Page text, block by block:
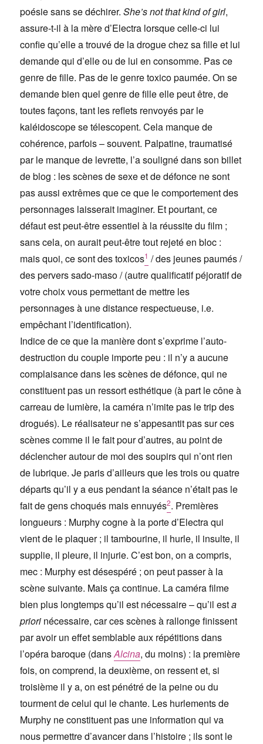
poésie sans se déchirer.She’s not that kind of girl,
assure-t-il à la mère d’Electra lorsque celle-ci lui
confie qu’elle a trouvé de la drogue chez sa fille et lui
demande qui d’elle ou de lui en consomme. Pas ce
genre de fille. Pas de le genre toxico paumée. On se
demande bien quel genre de fille elle peut être, de
toutes façons, tant les reflets renvoyés par le
kaléidoscope se télescopent. Cela manque de
cohérence, parfois – souvent. Palpatine, traumatisé
par le manque de levrette, l’a souligné dans son billet
de blog : les scènes de sexe et de défonce ne sont
pas aussi extrêmes que ce que le comportement des
personnages laisserait imaginer. Et pourtant, ce
défaut est peut-être essentiel à la réussite du film ;
sans cela, on aurait peut-être tout rejeté en bloc :
mais quoi, ce sont des toxicos1 / des jeunes paumés /
des pervers sado-maso / (autre qualificatif péjoratif de
votre choix vous permettant de mettre les
personnages à une distance respectueuse, i.e.
empêchant l’identification).
Indice de ce que la manière dont s’exprime l’auto-
destruction du couple importe peu : il n’y a aucune
complaisance dans les scènes de défonce, qui ne
constituent pas un ressort esthétique (à part le cône à
carreau de lumière, la caméra n’imite pas le trip des
drogués). Le réalisateur ne s’appesantit pas sur ces
scènes comme il le fait pour d’autres, au point de
déclencher autour de moi des soupirs qui n’ont rien
de lubrique. Je paris d’ailleurs que les trois ou quatre
départs qu’il y a eus pendant la séance n’était pas le
fait de gens choqués mais ennuyés2. Premières
longueurs : Murphy cogne à la porte d’Electra qui
vient de le plaquer ; il tambourine, il hurle, il insulte, il
supplie, il pleure, il injurie. C’est bon, on a compris,
mec : Murphy est désespéré ; on peut passer à la
scène suivante. Mais ça continue. La caméra filme
bien plus longtemps qu’il est nécessaire – qu’il esta
priori nécessaire, car ces scènes à rallonge finissent
par avoir un effet semblable aux répétitions dans
l’opéra baroque (dansAlcina, du moins) : la première
fois, on comprend, la deuxième, on ressent et, si
troisième il y a, on est pénétré de la peine ou du
tourment de celui qui le chante. Les hurlements de
Murphy ne constituent pas une information qui va
nous permettre d’avancer dans l’histoire ; ils sont le